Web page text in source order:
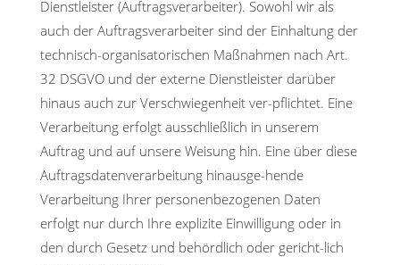
Dienstleister (Auftragsverarbeiter). Sowohl wir als
auch der Auftragsverarbeiter sind der Einhaltung der
technisch-organisatorischen Maßnahmen nach Art.
32 DSGVO und der externe Dienstleister darüber
hinaus auch zur Verschwiegenheit ver-pflichtet. Eine
Verarbeitung erfolgt ausschließlich in unserem
Auftrag und auf unsere Weisung hin. Eine über diese
Auftragsdatenverarbeitung hinausge-hende
Verarbeitung Ihrer personenbezogenen Daten
erfolgt nur durch Ihre explizite Einwilligung oder in
den durch Gesetz und behördlich oder gericht-lich